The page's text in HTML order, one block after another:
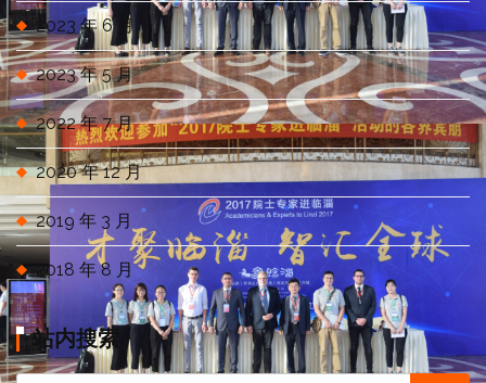
2023 年 6 月
2023 年 5 月
2022 年 7 月
2020 年 12 月
2019 年 3 月
2018 年 8 月
站内搜索